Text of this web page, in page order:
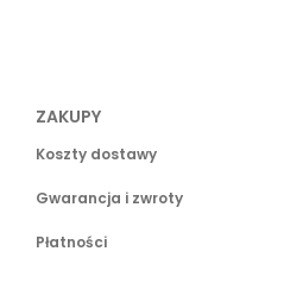
ZAKUPY
Koszty dostawy
Gwarancja i zwroty
Płatności